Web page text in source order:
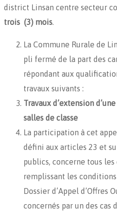
district Linsan centre secteur
trois (3) mois.
La Commune Rurale de
pli fermé de la part des
répondant aux
travaux suivants :
Travaux d’extension
salles de classe
La participation à cet
défini aux articles 23 et
publics, concerne tous
remplissant les
Dossier d’Appel d’Offres
concernés par un des cas